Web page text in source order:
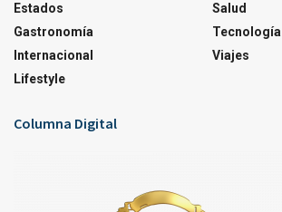
Estados
Gastronomía
Internacional
Lifestyle
Salud
Tecnología
Viajes
Columna Digital